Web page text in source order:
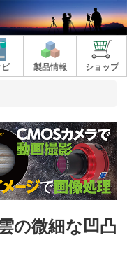
製品情報 ショップ
の微細な凹凸